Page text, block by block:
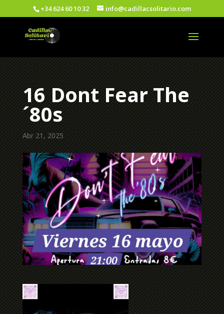
+34 624 60 10 32 info@cadillacsolitario.com
16 Dont Fear The
´80s
Abr 21, 2025